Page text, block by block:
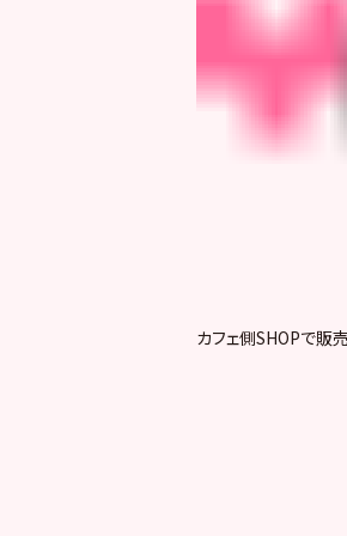
カフェ側SHOPで販